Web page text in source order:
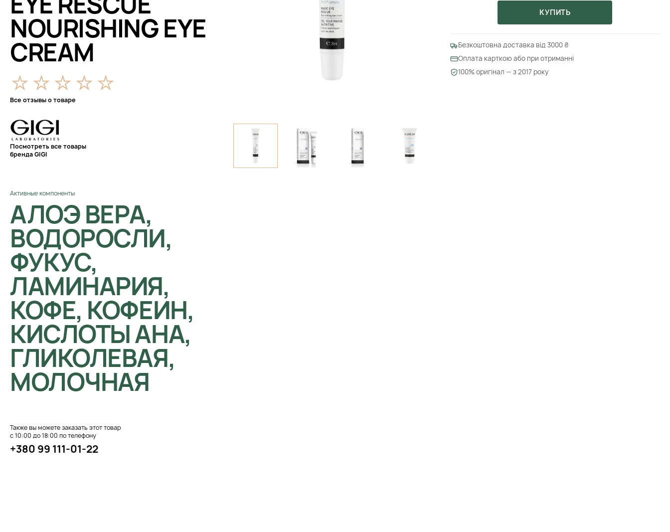
NOURISHING EYE
CREAM
Все отзывы о товаре
Посмотреть все товары
бренда GIGI
Активные компоненты
АЛОЭ ВЕРА,
ВОДОРОСЛИ,
ФУКУС,
ЛАМИНАРИЯ,
КОФЕ, КОФЕИН,
КИСЛОТЫ АНА,
ГЛИКОЛЕВАЯ,
МОЛОЧНАЯ
Также вы можете заказать этот товар
с 10:00 до 18:00 по телефону
+380 99 111-01-22
КУПИТЬ
Безкоштовна доставка від 3000 ₴
Оплата карткою або при отриманні
100% оригінал — з 2017 року